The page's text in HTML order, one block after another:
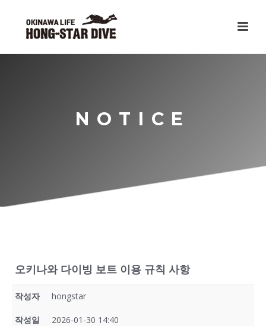
NOTICE
오키나와 다이빙 보트 이용 규칙 사항
작성자 hongstar
작성일 2026-01-30 14:40